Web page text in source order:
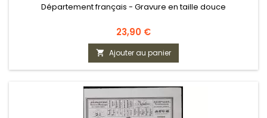
Département français - Gravure en taille douce
Prix
23,90 €
 Ajouter au panier